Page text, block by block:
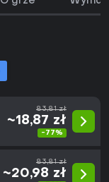
83,81 zł
~18,87 zł
-77%
83,81 zł
~20,98 zł